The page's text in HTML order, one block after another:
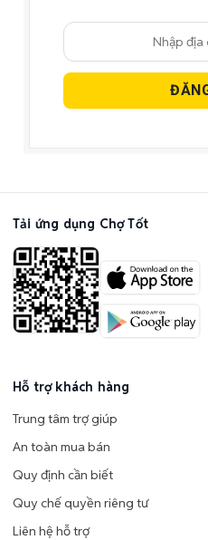
Tải ứng dụng Chợ Tốt
Hỗ trợ khách hàng
Trung tâm trợ giúp
An toàn mua bán
Quy định cần biết
Quy chế quyền riêng tư
Liên hệ hỗ trợ